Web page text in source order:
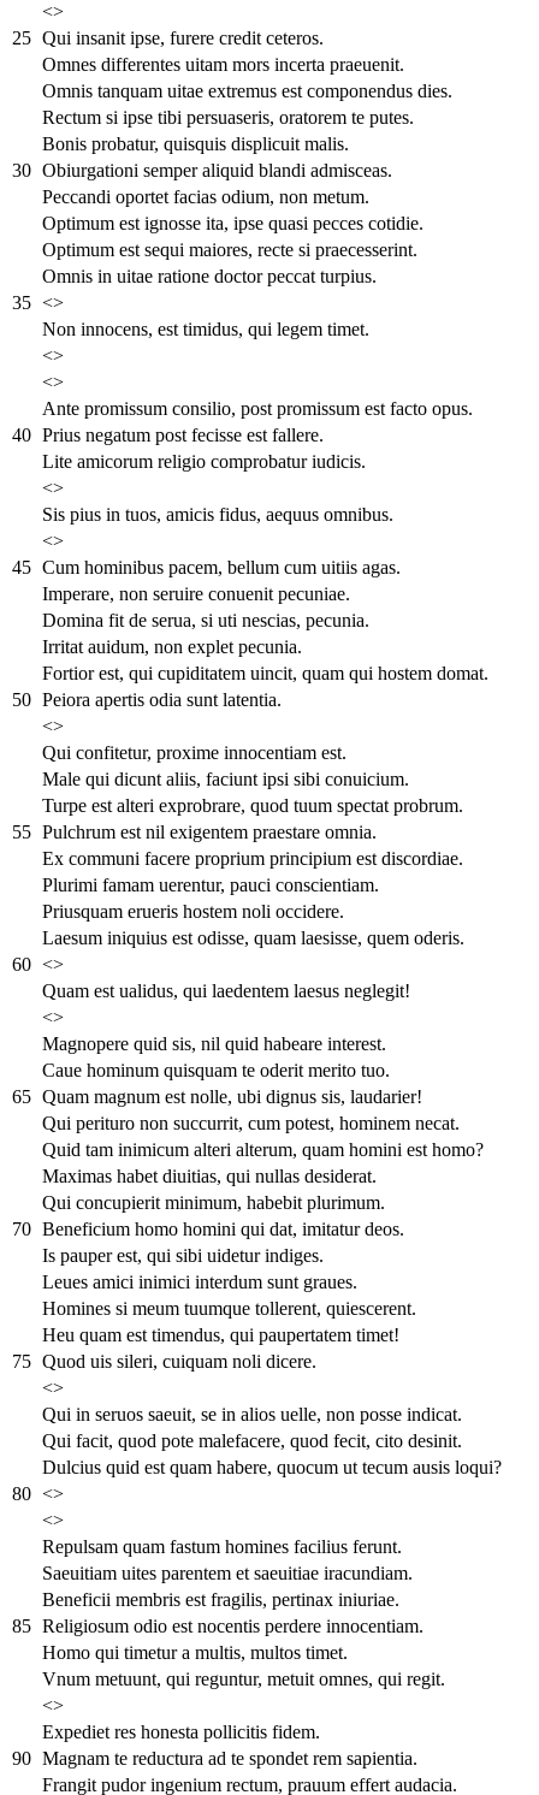
<>
25 Qui insanit ipse, furere credit ceteros.
Omnes differentes uitam mors incerta praeuenit.
Omnis tanquam uitae extremus est componendus dies.
Rectum si ipse tibi persuaseris, oratorem te putes.
Bonis probatur, quisquis displicuit malis.
30 Obiurgationi semper aliquid blandi admisceas.
Peccandi oportet facias odium, non metum.
Optimum est ignosse ita, ipse quasi pecces cotidie.
Optimum est sequi maiores, recte si praecesserint.
Omnis in uitae ratione doctor peccat turpius.
35 <>
Non innocens, est timidus, qui legem timet.
<>
<>
Ante promissum consilio, post promissum est facto opus.
40 Prius negatum post fecisse est fallere.
Lite amicorum religio comprobatur iudicis.
<>
Sis pius in tuos, amicis fidus, aequus omnibus.
<>
45 Cum hominibus pacem, bellum cum uitiis agas.
Imperare, non seruire conuenit pecuniae.
Domina fit de serua, si uti nescias, pecunia.
Irritat auidum, non explet pecunia.
Fortior est, qui cupiditatem uincit, quam qui hostem domat.
50 Peiora apertis odia sunt latentia.
<>
Qui confitetur, proxime innocentiam est.
Male qui dicunt aliis, faciunt ipsi sibi conuicium.
Turpe est alteri exprobrare, quod tuum spectat probrum.
55 Pulchrum est nil exigentem praestare omnia.
Ex communi facere proprium principium est discordiae.
Plurimi famam uerentur, pauci conscientiam.
Priusquam erueris hostem noli occidere.
Laesum iniquius est odisse, quam laesisse, quem oderis.
60 <>
Quam est ualidus, qui laedentem laesus neglegit!
<>
Magnopere quid sis, nil quid habeare interest.
Caue hominum quisquam te oderit merito tuo.
65 Quam magnum est nolle, ubi dignus sis, laudarier!
Qui perituro non succurrit, cum potest, hominem necat.
Quid tam inimicum alteri alterum, quam homini est homo?
Maximas habet diuitias, qui nullas desiderat.
Qui concupierit minimum, habebit plurimum.
70 Beneficium homo homini qui dat, imitatur deos.
Is pauper est, qui sibi uidetur indiges.
Leues amici inimici interdum sunt graues.
Homines si meum tuumque tollerent, quiescerent.
Heu quam est timendus, qui paupertatem timet!
75 Quod uis sileri, cuiquam noli dicere.
<>
Qui in seruos saeuit, se in alios uelle, non posse indicat.
Qui facit, quod pote malefacere, quod fecit, cito desinit.
Dulcius quid est quam habere, quocum ut tecum ausis loqui?
80 <>
<>
Repulsam quam fastum homines facilius ferunt.
Saeuitiam uites parentem et saeuitiae iracundiam.
Beneficii membris est fragilis, pertinax iniuriae.
85 Religiosum odio est nocentis perdere innocentiam.
Homo qui timetur a multis, multos timet.
Vnum metuunt, qui reguntur, metuit omnes, qui regit.
<>
Expediet res honesta pollicitis fidem.
90 Magnam te reductura ad te spondet rem sapientia.
Frangit pudor ingenium rectum, prauum effert audacia.